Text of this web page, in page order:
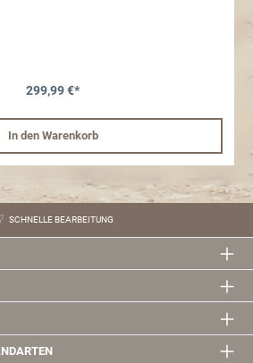
299,99 €*
In den Warenkorb
SCHNELLE BEARBEITUNG